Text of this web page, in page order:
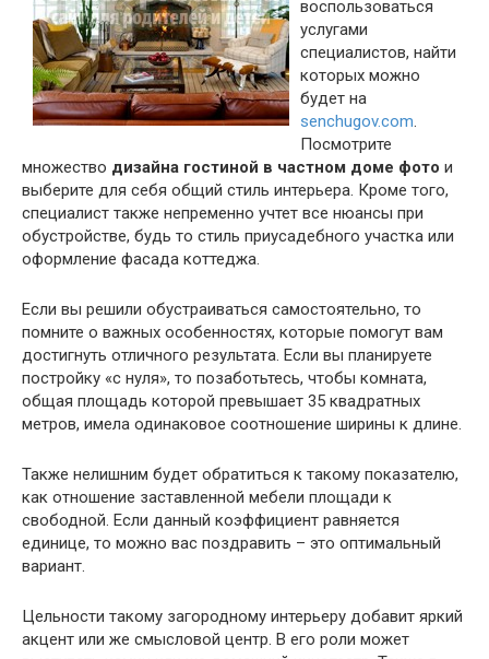
воспользоваться
услугами
специалистов, найти
которых можно
будет на
senchugov.com.
Посмотрите
множество дизайна гостиной в частном доме фото и
выберите для себя общий стиль интерьера. Кроме того,
специалист также непременно учтет все нюансы при
обустройстве, будь то стиль приусадебного участка или
оформление фасада коттеджа.
Если вы решили обустраиваться самостоятельно, то
помните о важных особенностях, которые помогут вам
достигнуть отличного результата. Если вы планируете
постройку «с нуля», то позаботьтесь, чтобы комната,
общая площадь которой превышает 35 квадратных
метров, имела одинаковое соотношение ширины к длине.
Также нелишним будет обратиться к такому показателю,
как отношение заставленной мебели площади к
свободной. Если данный коэффициент равняется
единице, то можно вас поздравить – это оптимальный
вариант.
Цельности такому загородному интерьеру добавит яркий
акцент или же смысловой центр. В его роли может